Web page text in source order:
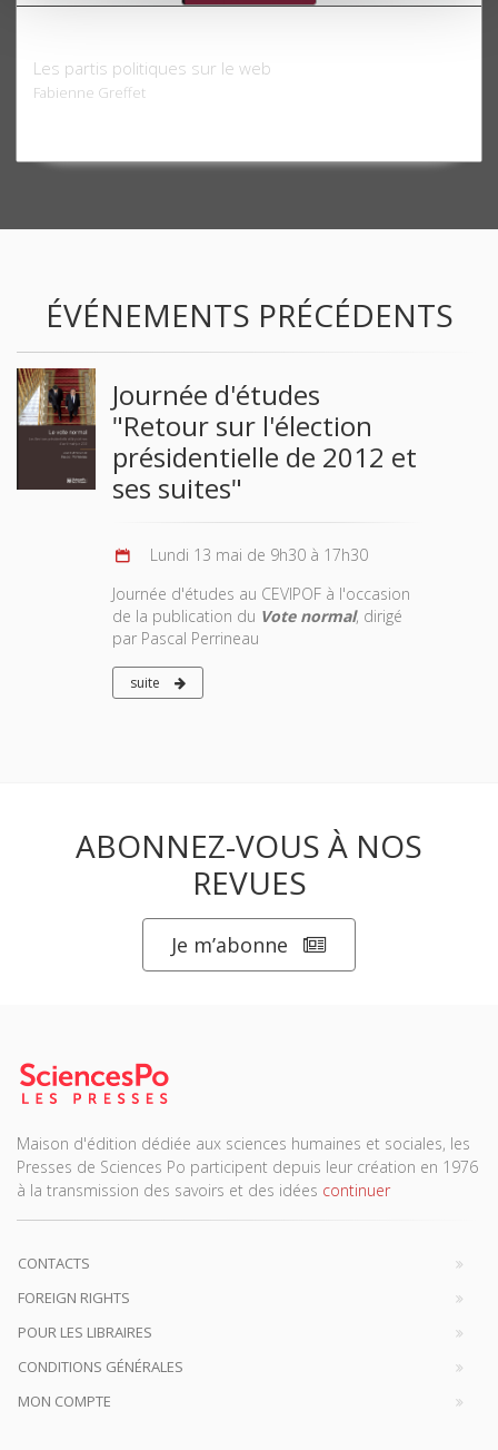
Les partis politiques sur le web
Fabienne Greffet
ÉVÉNEMENTS PRÉCÉDENTS
Journée d'études
"Retour sur l'élection
présidentielle de 2012 et
ses suites"
Lundi 13 mai de 9h30 à 17h30
Journée d'études au CEVIPOF à l'occasion
de la publication du Vote normal, dirigé
par Pascal Perrineau
suite
ABONNEZ-VOUS À NOS
REVUES
Je m’abonne
Maison d'édition dédiée aux sciences humaines et sociales, les
Presses de Sciences Po participent depuis leur création en 1976
à la transmission des savoirs et des idées continuer
CONTACTS
FOREIGN RIGHTS
POUR LES LIBRAIRES
CONDITIONS GÉNÉRALES
MON COMPTE